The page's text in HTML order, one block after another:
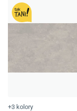
+3 kolory